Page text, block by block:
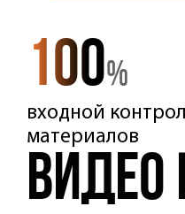
Цифры
услуге
входной
материалов
100%